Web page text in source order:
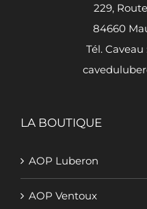
229,
84660
Tél. Caveau
LA BOUTIQUE
AOP Luberon
AOP Ventoux